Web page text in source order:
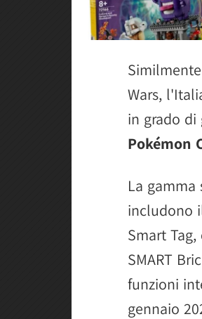
Wars,
in grado di
Pokémon
La
includono
Smart
SMART
funzioni
gennaio